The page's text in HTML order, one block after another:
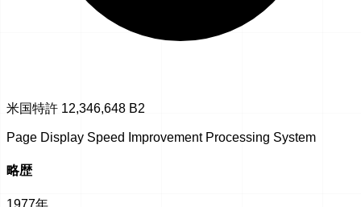
米国特許 12,346,648 B2
Page Display Speed Improvement Processing System
略歴
1977年